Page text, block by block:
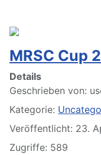
MRSC Cup
Details
Geschrieben von:
Kategorie:
Veröffentlicht: 23.
Zugriffe: 589